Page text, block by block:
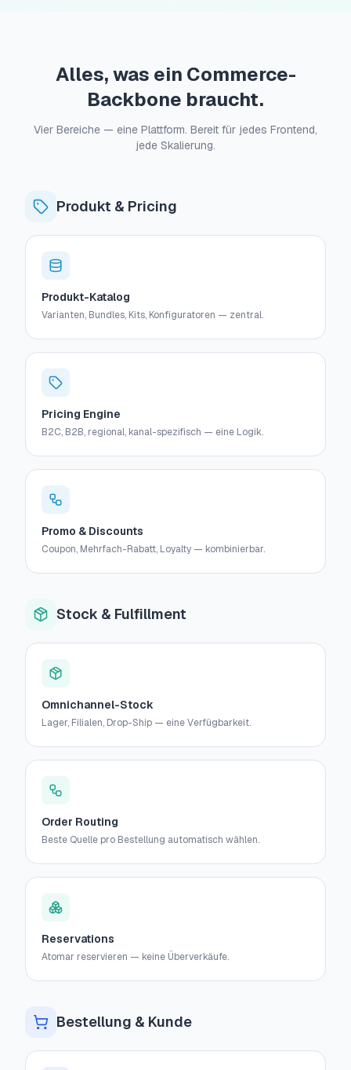
Alles, was ein Commerce-
Backbone braucht.
Vier Bereiche — eine Plattform. Bereit für jedes Frontend,
jede Skalierung.
Produkt & Pricing
Produkt-Katalog
Varianten, Bundles, Kits, Konfiguratoren — zentral.
Pricing Engine
B2C, B2B, regional, kanal-spezifisch — eine Logik.
Promo & Discounts
Coupon, Mehrfach-Rabatt, Loyalty — kombinierbar.
Stock & Fulfillment
Omnichannel-Stock
Lager, Filialen, Drop-Ship — eine Verfügbarkeit.
Order Routing
Beste Quelle pro Bestellung automatisch wählen.
Reservations
Atomar reservieren — keine Überverkäufe.
Bestellung & Kunde